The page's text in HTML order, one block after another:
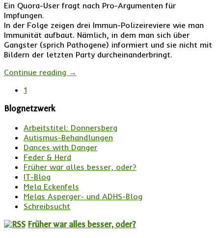
Ein Quora-User fragt nach Pro-Argumenten für
Impfungen.
In der Folge zeigen drei Immun-Polizeireviere wie man
Immunität aufbaut. Nämlich, in dem man sich über
Gangster (sprich Pathogene) informiert und sie nicht mit
Bildern der letzten Party durcheinanderbringt.
Continue reading →
1
Blognetzwerk
Arbeitstitel: Donnersberg
Autismus-Behandlungen
Dances with Danger
Feder & Herd
Früher war alles besser, oder?
IT-Blog
Mela Eckenfels
Melas Asperger- und ADHS-Blog
Schreibsucht
Früher war alles besser, oder?